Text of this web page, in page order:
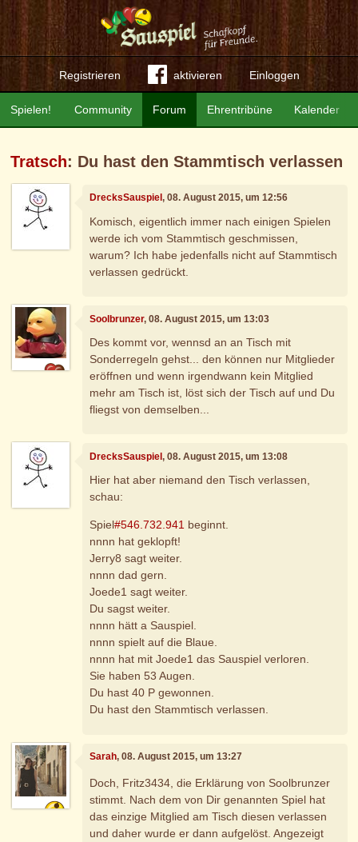
Registrieren aktivieren Einloggen
Community Forum Ehrentribüne Kalender
Spielen!
Tratsch: Du hast den Stammtisch verlassen
DrecksSauspiel, 08. August 2015, um 12:56
Komisch, eigentlich immer nach einigen Spielen
werde ich vom Stammtisch geschmissen,
warum? Ich habe jedenfalls nicht auf Stammtisch
verlassen gedrückt.
Soolbrunzer, 08. August 2015, um 13:03
Des kommt vor, wennsd an an Tisch mit
Sonderregeln gehst... den können nur Mitglieder
eröffnen und wenn irgendwann kein Mitglied
mehr am Tisch ist, löst sich der Tisch auf und Du
fliegst von demselben...
DrecksSauspiel, 08. August 2015, um 13:08
Hier hat aber niemand den Tisch verlassen,
schau:
Spiel#546.732.941 beginnt.
nnnn hat geklopft!
Jerry8 sagt weiter.
nnnn dad gern.
Joede1 sagt weiter.
Du sagst weiter.
nnnn hätt a Sauspiel.
nnnn spielt auf die Blaue.
nnnn hat mit Joede1 das Sauspiel verloren.
Sie haben 53 Augen.
Du hast 40 P gewonnen.
Du hast den Stammtisch verlassen.
Sarah, 08. August 2015, um 13:27
Doch, Fritz3434, die Erklärung von Soolbrunzer
stimmt. Nach dem von Dir genannten Spiel hat
das einzige Mitglied am Tisch diesen verlassen
und daher wurde er dann aufgelöst. Angezeigt